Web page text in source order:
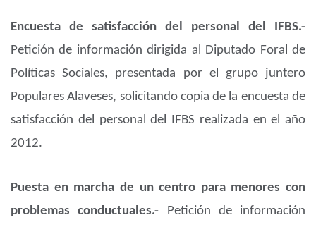
Encuesta de satisfacción del personal del IFBS.-
Petición de información dirigida al Diputado Foral de
Políticas Sociales, presentada por el grupo juntero
Populares Alaveses, solicitando copia de la encuesta de
satisfacción del personal del IFBS realizada en el año
2012.
Puesta en marcha de un centro para menores con
problemas conductuales.- Petición de información